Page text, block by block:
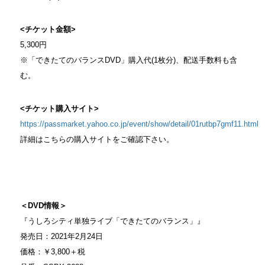
<チケット金額>
5,300円
※「できたてのバランスDVD」購入代(1枚分)、配送手数料も含
む。
<チケット購入サイト>
https://passmarket.yahoo.co.jp/event/show/detail/01rutbp7gmf11.html
詳細はこちらの購入サイトをご確認下さい。
＜DVD情報＞
『うしろシティ単独ライブ「できたてのバランス」』
発売日：2021年2月24日
価格：￥3,800＋税